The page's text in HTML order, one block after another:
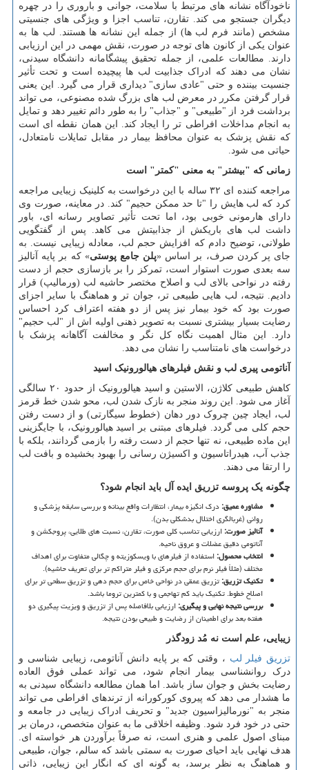
ناخودآگاه نشانه های مرتبط با سلامت، جوانی و باروری را در چهره
دیگران جستجو می کند. تقارن، تناسب اجزا و ویژگی های جنسیتی
مشخص (مانند فرم لب ها) از جمله این نشانه ها هستند. لب ها به
عنوان یکی از کانون های توجه در صورت، نقش مهمی در این ارزیابی
دارند. مطالعات علمی، از جمله تحقیق پیشگامانه دانشگاه سیدنی،
نشان می دهند که ادراک جذابیت لب ها پیچیده است و تحت تأثیر
جنسیت بیننده و حتی "عادی سازی" دیداری قرار می گیرد. این یعنی
قرار گرفتن مکرر در معرض لب های بزرگ شده مصنوعی، می تواند
برداشت فرد از "طبیعی" و "جذاب" را به طور دائم تغییر دهد و تمایل
به انجام مداخلات افراطی تر را ایجاد کند. این همان نقطه ای است
که نقش پزشک به عنوان محافظ بیمار در مقابل تمایلات نامتعادل،
حیاتی می شود.
زمانی که "بیشتر" به معنی "کمتر" است
مراجعه کننده ای ۳۲ ساله با این درخواست به کلینیک زیبایی مراجعه
کرد که لب هایش را "تا حد ممکن حجیم" کند. در معاینه، صورت وی
دارای هارمونی خوبی بود، اما تحت تأثیر تصاویر رسانه ای، باور
داشت لب های باریکش از جذابیتش می کاهد. پس از گفتگویی
طولانی، توضیح دادم که افزایش حجم لب، معادله زیبایی نیست. به
جای پر کردن صرف، بر اساس «پلن جامع پوستی» که بر پایه آنالیز
سه بعدی صورت استوار است، تمرکز را بر بازسازی حجم از دست
رفته در نواحی بالای لب و اصلاح مختصر حاشیه لب (ورمالیپ) قرار
دادیم. نتیجه، لب هایی طبیعی تر، جوان تر و هماهنگ با سایر اجزای
صورت بود که خود بیمار نیز پس از دو هفته اعتراف کرد احساس
رضایت بسیار بیشتری نسبت به تصویر ذهنی اولیه اش از "لب حجیم"
دارد. این مثال اهمیت نگاه کل نگر و مخالفت آگاهانه پزشک با
درخواست های نامتناسب را نشان می دهد.
آناتومی پیری لب و نقش فیلرهای هیالورونیک اسید
کاهش طبیعی کلاژن، الاستین و اسید هیالورونیک از حدود ۲۰ سالگی
آغاز می شود. این روند منجر به نازک شدن لب، محو شدن خط قرمز
لب، ایجاد چین چروک دور دهان (خطوط سیگارتی) و از دست رفتن
حجم کلی می گردد. فیلرهای مبتنی بر اسید هیالورونیک، با جایگزینی
این ماده طبیعی، نه تنها حجم از دست رفته را بازمی گردانند، بلکه با
جذب آب، هیدراتاسیون و اکسیژن رسانی را بهبود بخشیده و بافت لب
را ارتقا می دهند.
چگونه یک پروسه تزریق ایده آل باید انجام شود؟
مشاوره عمیق:درک انگیزه بیمار، انتظارات واقع بینانه و بررسی سابقه پزشکی و
روانی (غربالگری اختلال بدشکلی بدن).
آنالیز صورت:ارزیابی تناسب کلی صورت، تقارن، نسبت های طلایی، پروجکشن و
آناتومی دقیق عضلات و عروق ناحیه.
انتخاب محصول:استفاده از فیلرهای با ویسکوزیته و چگالی متفاوت برای اهداف
مختلف (مثلاً فیلر نرم برای حجم مرکزی و فیلر متراکم تر برای تعریف حاشیه).
تکنیک تزریق:تزریق عمقی در نواحی خاص برای حجم دهی و تزریق سطحی تر برای
اصلاح خطوط. تکنیک باید کم تهاجمی و با کمترین تروما باشد.
بررسی نتیجه نهایی و پیگیری:ارزیابی بلافاصله پس از تزریق و ویزیت پیگیری دو
هفته بعد برای اطمینان از رضایت و طبیعی بودن نتیجه.
زیبایی، علم است نه مُد زودگذر
تزریق فیلر لب ، وقتی که بر پایه دانش آناتومی، زیبایی شناسی و
درک روانشناسی بیمار انجام شود، می تواند عملی فوق العاده
رضایت بخش و جوان ساز باشد. اما همان مطالعه دانشگاه سیدنی به
ما هشدار می دهد که پیروی کورکورانه از ترندهای افراطی می تواند
منجر به "نورمالیزاسیون جدید" و تحریف ادراک زیبایی در جامعه و
حتی در خود فرد شود. وظیفه اخلاقی ما به عنوان متخصص، درمان بر
مبنای اصول علمی و هنری است، نه صرفاً برآوردن هر خواسته ای.
هدف نهایی باید احیای صورت به سمتی باشد که سالم، جوان، طبیعی
و هماهنگ به نظر برسد، به گونه ای که انگار این زیبایی، ذاتی